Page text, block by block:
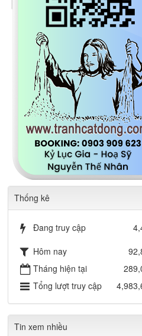
Thống kê
Đang truy cập
Hôm nay
Tháng hiện tại
Tổng lượt truy cập
Tin xem nhiều